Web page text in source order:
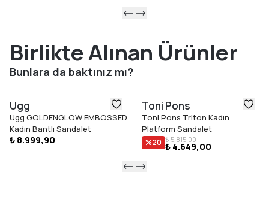
Birlikte Alınan Ürünler
Bunlara da baktınız mı?
Ugg
Ugg GOLDENGLOW EMBOSSED
Kadın Bantlı Sandalet
₺ 8.999,90
Toni Pons
Toni Pons Triton Kadın
Platform Sandalet
%20 ₺ 5.815,00
₺ 4.649,00